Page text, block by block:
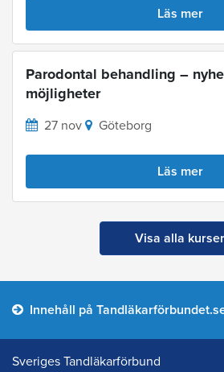
Läs mer
Parodontal behandling –
möjligheter
27 nov Göteborg
Läs mer
Visa alla kurser
Innehåll på
Sveriges Tandläkarförbund